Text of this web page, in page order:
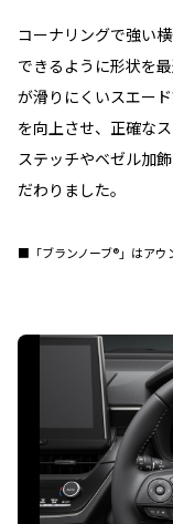
コーナリングで強い
できるように形状を
が滑りにくいスエー
を向上させ、正確な
ステッチやベゼル加
だわりました。
■「ブランノーブ®」はアウ